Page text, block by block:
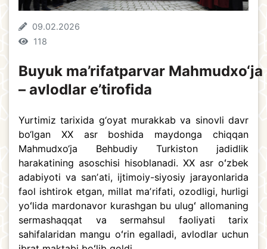
09.02.2026
118
Buyuk ma’rifatparvar
– avlodlar e’tirofida
Yurtimiz tarixida g‘oyat murakkab va sinovli davr
bo‘lgan XX asr boshida maydonga chiqqan
Mahmudxo‘ja Behbudiy Turkiston jadidlik
harakatining asoschisi hisoblanadi. XX asr oʻzbek
adabiyoti va sanʼati, ijtimoiy-siyosiy jarayonlarida
faol ishtirok etgan, millat maʼrifati, ozodligi, hurligi
yoʻlida mardonavor kurashgan bu ulugʻ allomaning
sermashaqqat va sermahsul faoliyati tarix
sahifalaridan mangu oʻrin egalladi, avlodlar uchun